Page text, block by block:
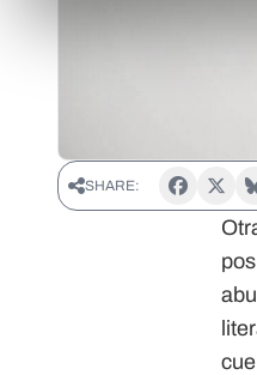
SHARE: